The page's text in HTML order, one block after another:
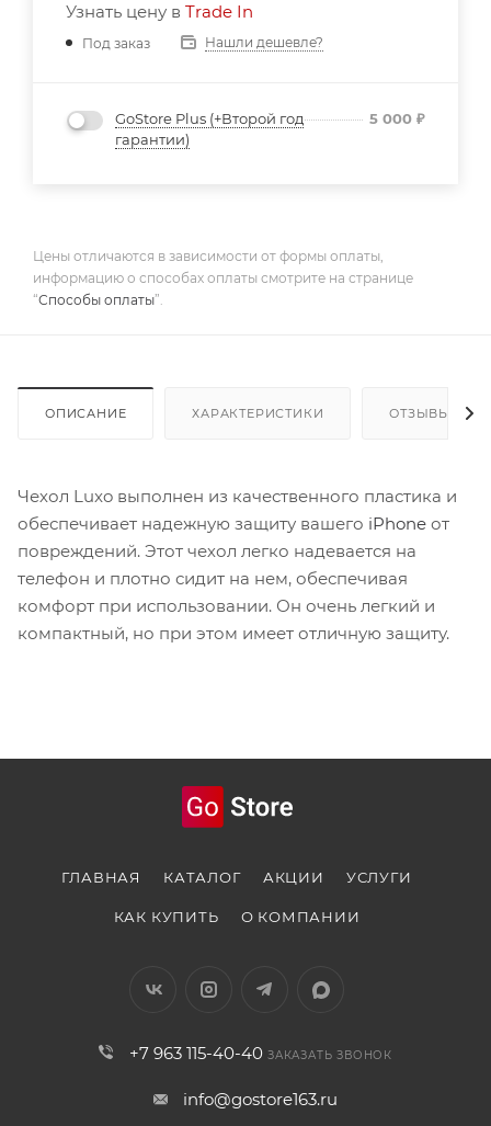
Узнать цену в Trade In
Под заказ Нашли дешевле?
GoStore Plus (+Второй год
гарантии)
5 000 ₽
Цены отличаются в зависимости от формы оплаты,
информацию о способах оплаты смотрите на странице
“Способы оплаты”.
ОПИСАНИЕ ХАРАКТЕРИСТИКИ ОТЗЫВЫ
Чехол Luxo выполнен из качественного пластика и
обеспечивает надежную защиту вашего iPhone от
повреждений. Этот чехол легко надевается на
телефон и плотно сидит на нем, обеспечивая
комфорт при использовании. Он очень легкий и
компактный, но при этом имеет отличную защиту.
ГЛАВНАЯ КАТАЛОГ АКЦИИ УСЛУГИ
КАК КУПИТЬ О КОМПАНИИ
+7 963 115-40-40 ЗАКАЗАТЬ ЗВОНОК
info@gostore163.ru